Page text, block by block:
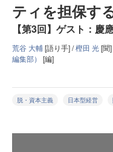
ティを担保す
【第3回】ゲスト：慶
荒谷 大輔[語り手] /樫田 光[聞
編集部） [編]
脱・資本主義 日本型経営